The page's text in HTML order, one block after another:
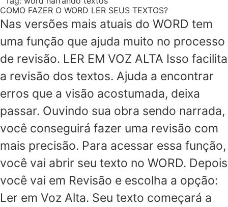
COMO FAZER O WORD LER SEUS TEXTOS?
Nas versões mais atuais do WORD tem
uma função que ajuda muito no processo
de revisão. LER EM VOZ ALTA Isso facilita
a revisão dos textos. Ajuda a encontrar
erros que a visão acostumada, deixa
passar. Ouvindo sua obra sendo narrada,
você conseguirá fazer uma revisão com
mais precisão. Para acessar essa função,
você vai abrir seu texto no WORD. Depois
você vai em Revisão e escolha a opção:
Ler em Voz Alta. Seu texto começará a